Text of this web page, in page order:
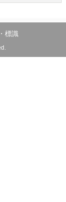
標識